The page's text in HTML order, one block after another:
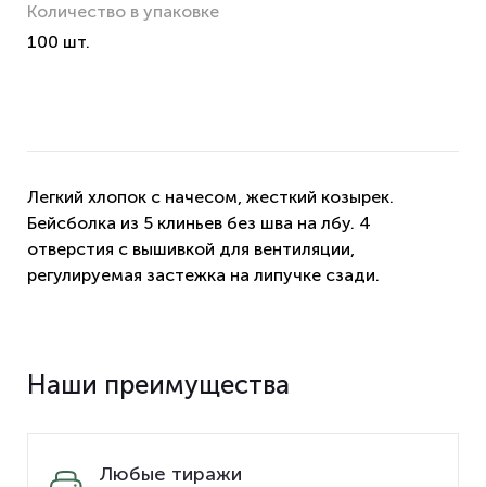
Количество в упаковке
100 шт.
Легкий хлопок с начесом, жесткий козырек.
Бейсболка из 5 клиньев без шва на лбу. 4
отверстия с вышивкой для вентиляции,
регулируемая застежка на липучке сзади.
Наши преимущества
Любые тиражи